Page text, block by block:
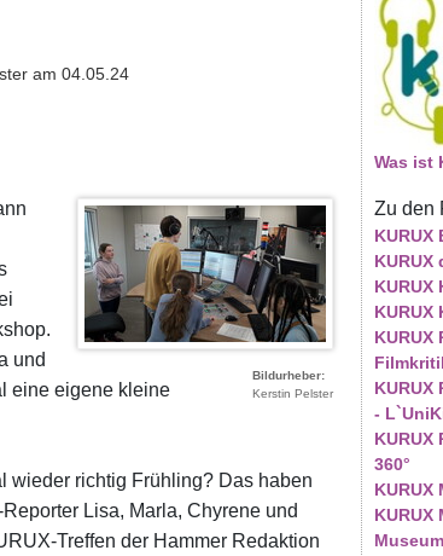
am 04.05.24
Bildurheber
Kerstin Pelster
und
eine eigene kleine
wieder richtig Frühling? Das haben
Lisa, Marla, Chyrene und
Treffen der Hammer Redaktion
Was ist
Zu den
KURUX
KURUX
KURUX
KURUX
KURUX
KURUX
-
KURUX
360°
KURUX
KURUX